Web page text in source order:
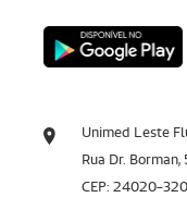
Unimed Leste
Rua Dr.
CEP: 24020-320